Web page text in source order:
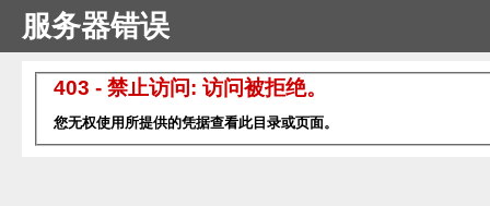
服务器错误
403 - 禁止访问: 访问被拒绝。
您无权使用所提供的凭据查看此目录或页面。